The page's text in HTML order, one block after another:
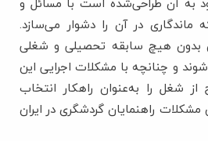
در آن را دشوار می‌سازد.
بدون هیچ سابقه تحصیلی و شغلی
و چنانچه با مشکلات اجرایی این
شغل را به‌عنوان راهکار انتخاب
راهنمایان گردشگری در ایران